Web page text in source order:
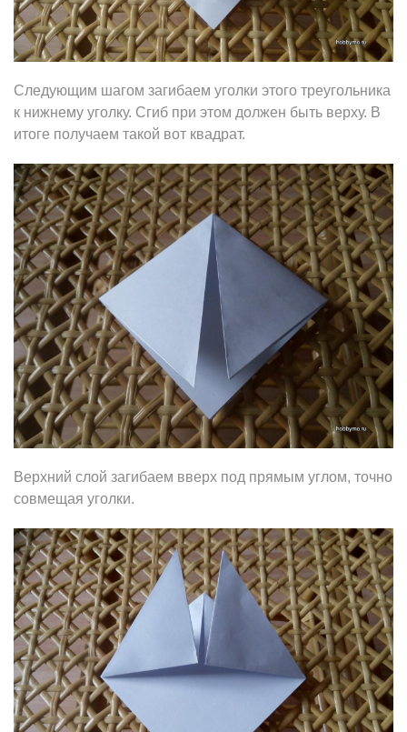
Следующим шагом загибаем уголки этого треугольника
к нижнему уголку. Сгиб при этом должен быть верху. В
итоге получаем такой вот квадрат.
Верхний слой загибаем вверх под прямым углом, точно
совмещая уголки.